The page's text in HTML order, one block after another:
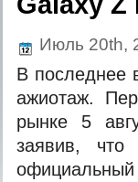
Июль 20th,
В последнее
ажиотаж.
рынке 5
заявив, что
официальный